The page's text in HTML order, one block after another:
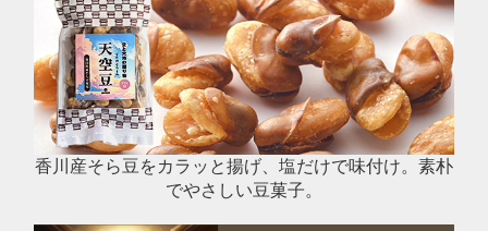
香川産そら豆をカラッと揚げ、塩だけで味付け。素朴
でやさしい豆菓子。